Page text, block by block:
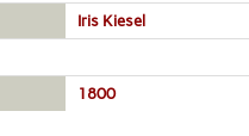
Iris Kiesel
1800